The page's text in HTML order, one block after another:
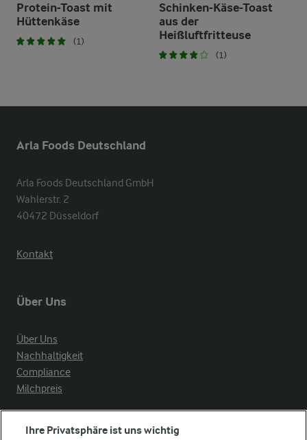
Protein-Toast mit
Hüttenkäse
(1)
Schinken-Käse-Toast
aus der
Heißluftfritteuse
(1)
Arla Foods Deutschland
Arla Foods Deutschland GmbH
Wahlerstr. 2
40472 Düsseldorf
Kontakt
Über Uns
Über Uns
Nachhaltigkeit
Compliance
Milchpreis
Ihre Privatsphäre ist uns wichtig